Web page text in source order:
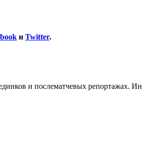
и Twitter.
и послематчевых репортажах.